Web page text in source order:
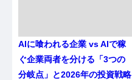
AIに喰われる企業 vs AIで稼
ぐ企業両者を分ける「3つの
分岐点」と2026年の投資戦略